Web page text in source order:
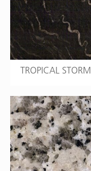
TROPICAL STORM